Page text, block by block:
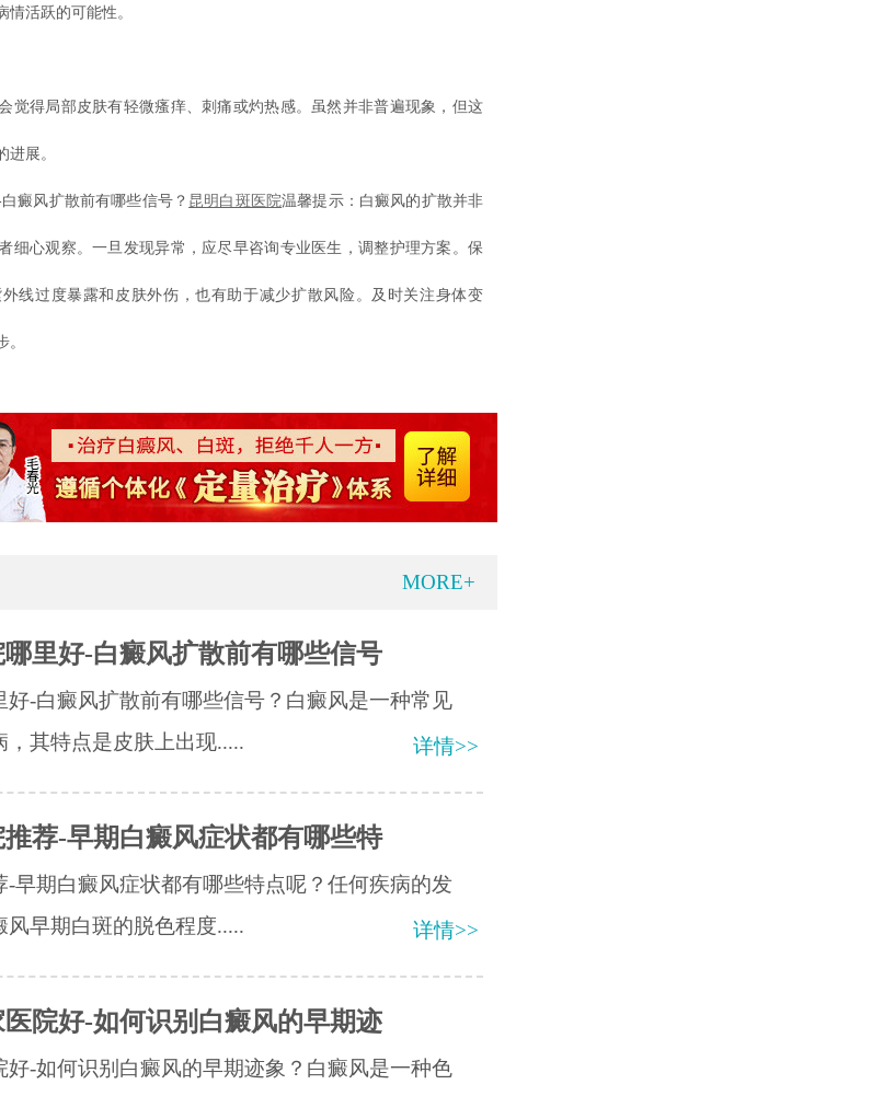
活跃的可能性。
得局部皮肤有轻微瘙痒、刺痛或灼热感。虽然并非普遍现象，但这
展。
风扩散前有哪些信号？ 昆明白斑医院温馨提示：白癜风的扩散并非
细心观察。一旦发现异常，应尽早咨询专业医生，调整护理方案。保
线过度暴露和皮肤外伤，也有助于减少扩散风险。及时关注身体变
MORE+
里好-白癜风扩散前有哪些信号
好-白癜风扩散前有哪些信号？白癜风是一种常见
，其特点是皮肤上出现.....
详情>>
荐-早期白癜风症状都有哪些特
-早期白癜风症状都有哪些特点呢？任何疾病的发
风早期白斑的脱色程度.....
详情>>
院好-如何识别白癜风的早期迹
好-如何识别白癜风的早期迹象？白癜风是一种色